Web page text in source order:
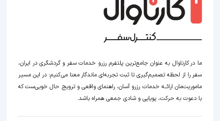
ما در کارناوال به عنوان جامع‌ترین پلتفرم رزرو خدمات سفر و گردشگری در ایران،
سفر را از لحظه‌ تصمیم‌گیری تا ثبت تجربه‌ای ماندگار معنا می‌کنیم؛ در این مسیر‍
ماموریت‌مان اراﺋــﻪ خدمات رزرو آسان، راهنمای واقعی و ترویج حال خوبی‌ست که
با دعوت به حرکت، پویایی و شادی جمعی همراه باشد.